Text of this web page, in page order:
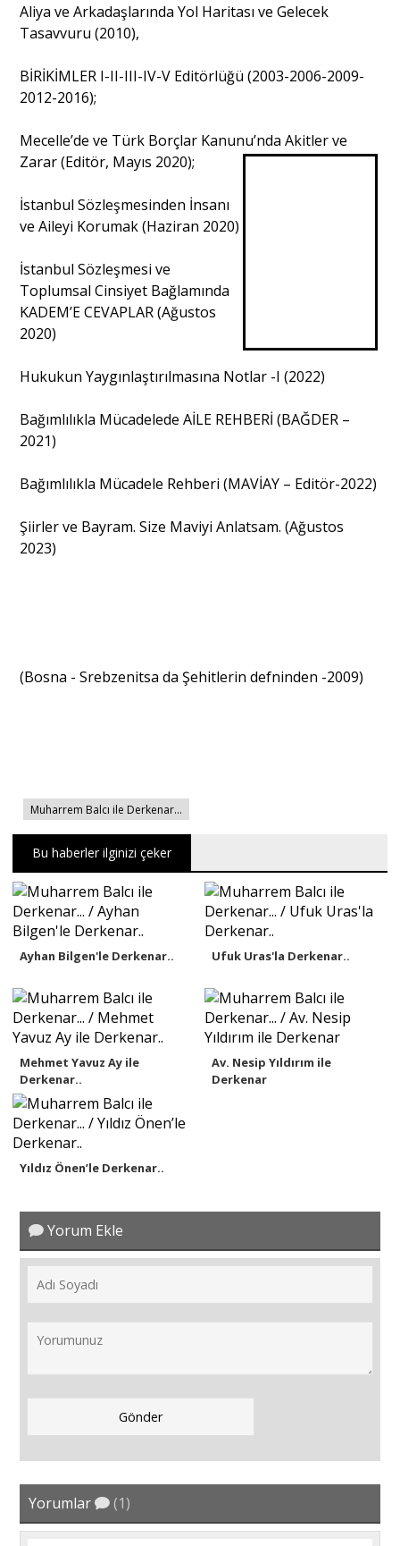
Aliya ve Arkadaşlarında Yol Haritası ve Gelecek
Tasavvuru (2010),
BİRİKİMLER I-II-III-IV-V Editörlüğü (2003-2006-2009-
2012-2016);
Mecelle’de ve Türk Borçlar Kanunu’nda Akitler ve
Zarar (Editör, Mayıs 2020);
İstanbul Sözleşmesinden İnsanı
ve Aileyi Korumak (Haziran 2020)
İstanbul Sözleşmesi ve
Toplumsal Cinsiyet Bağlamında
KADEM’E CEVAPLAR (Ağustos
2020)
Hukukun Yaygınlaştırılmasına Notlar -I (2022)
Bağımlılıkla Mücadelede AİLE REHBERİ (BAĞDER –
2021)
Bağımlılıkla Mücadele Rehberi (MAVİAY – Editör-2022)
Şiirler ve Bayram. Size Maviyi Anlatsam. (Ağustos
2023)
(Bosna - Srebzenitsa da Şehitlerin defninden -2009)
Muharrem Balcı ile Derkenar...
Bu haberler ilginizi çeker
Ayhan Bilgen'le Derkenar.. Ufuk Uras'la Derkenar..
Mehmet Yavuz Ay ile
Derkenar..
Av. Nesip Yıldırım ile
Derkenar
Yıldız Önen’le Derkenar..
Yorum Ekle
Yorumlar (1)